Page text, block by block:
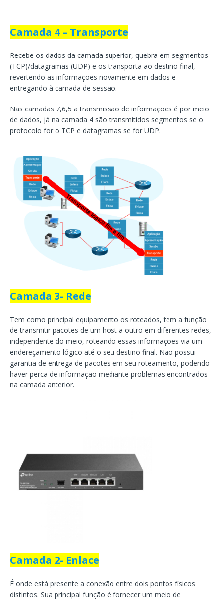
Camada 4 – Transporte
Recebe os dados da camada superior, quebra em segmentos
(TCP)/datagramas (UDP) e os transporta ao destino final,
revertendo as informações novamente em dados e
entregando à camada de sessão.
Nas camadas 7,6,5 a transmissão de informações é por meio
de dados, já na camada 4 são transmitidos segmentos se o
protocolo for o TCP e datagramas se for UDP.
Camada 3- Rede
Tem como principal equipamento os roteados, tem a função
de transmitir pacotes de um host a outro em diferentes redes,
independente do meio, roteando essas informações via um
endereçamento lógico até o seu destino final. Não possui
garantia de entrega de pacotes em seu roteamento, podendo
haver perca de informação mediante problemas encontrados
na camada anterior.
Camada 2- Enlace
É onde está presente a conexão entre dois pontos físicos
distintos. Sua principal função é fornecer um meio de